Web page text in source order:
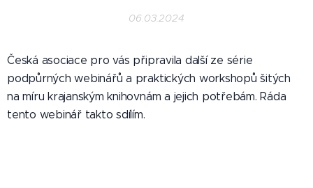
06.03.2024
Česká asociace pro vás připravila další ze série
podpůrných webinářů a praktických workshopů šitých
na míru krajanským knihovnám a jejich potřebám. Ráda
tento webinář takto sdílím.